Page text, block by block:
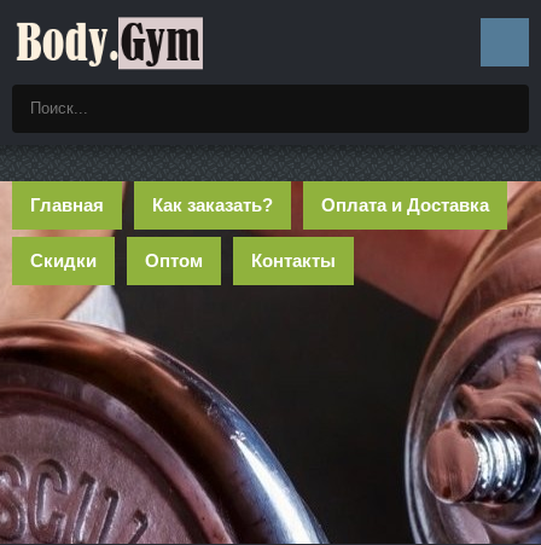
Главная Как заказать? Оплата и Доставка
Скидки Оптом Контакты